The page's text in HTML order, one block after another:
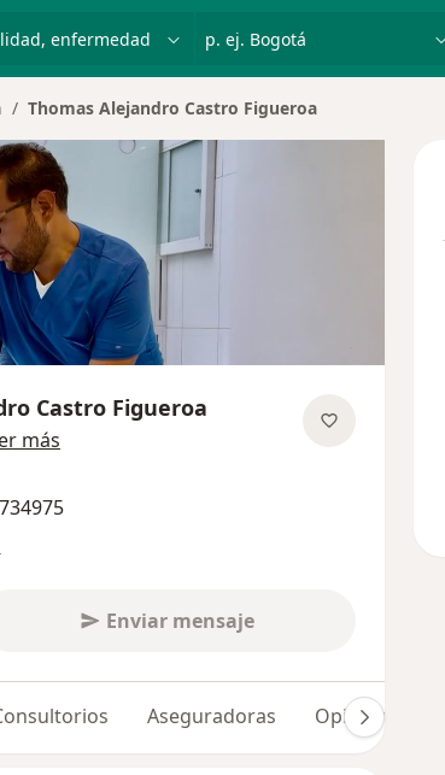
p. ej. Bogotá
Thomas Alejandro Castro Figueroa
Castro Figueroa
más
Enviar mensaje
Aseguradoras Opiniones (5)